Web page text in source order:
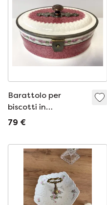
Barattolo per
biscotti in
terracotta Art
produzione
tedesca, primi anni
del 1900
79 €